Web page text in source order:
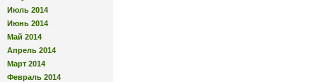
Июль 2014
Июнь 2014
Май 2014
Апрель 2014
Март 2014
Февраль 2014